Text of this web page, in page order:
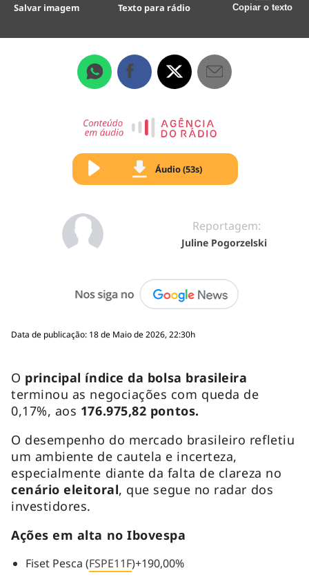
Salvar imagem Texto para rádio Copiar o texto
Áudio (53s)
Reportagem:
Juline Pogorzelski
Data de publicação: 18 de Maio de 2026, 22:30h
O principal índice da bolsa brasileira
terminou as negociações com queda de
0,17%, aos 176.975,82 pontos.
O desempenho do mercado brasileiro refletiu
um ambiente de cautela e incerteza,
especialmente diante da falta de clareza no
cenário eleitoral, que segue no radar dos
investidores.
Ações em alta no Ibovespa
Fiset Pesca (FSPE11F)+190,00%